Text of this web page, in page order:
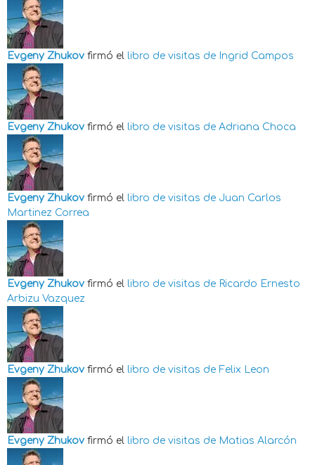
Evgeny Zhukov firmó el libro de visitas de Ingrid Campos
Evgeny Zhukov firmó el libro de visitas de Adriana Choca
Evgeny Zhukov firmó el libro de visitas de Juan Carlos
Martinez Correa
Evgeny Zhukov firmó el libro de visitas de Ricardo Ernesto
Arbizu Vazquez
Evgeny Zhukov firmó el libro de visitas de Felix Leon
Evgeny Zhukov firmó el libro de visitas de Matias Alarcón